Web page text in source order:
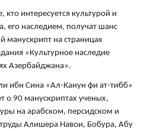
интересуется культурой и
его наследием, получат шанс
манускрипт на страницах
«Культурное наследие
Азербайджана».
ибн Сина «Ал-Канун фи ат-тибб»
о 90 манускриптах ученых,
на арабском, персидском и
Алишера Навои, Бобура, Абу